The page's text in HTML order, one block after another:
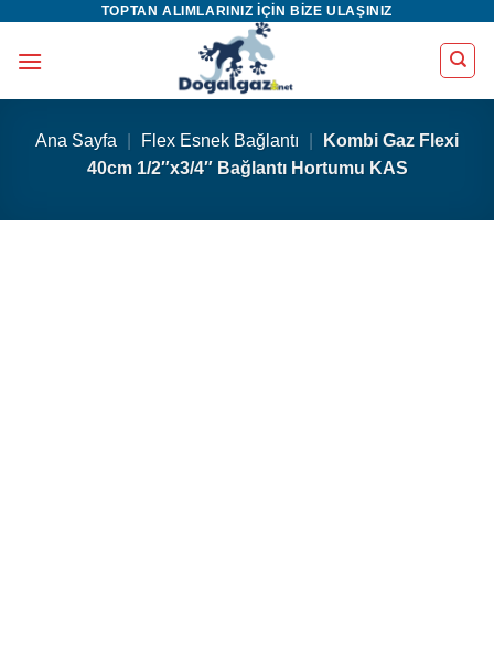
TOPTAN ALIMLARINIZ IÇIN BIZE ULAŞINIZ
Ana Sayfa Flex Esnek Bağlantı
Kombi Gaz Flexi
40cm 1/2″x3/4″ Bağlantı Hortumu KAS